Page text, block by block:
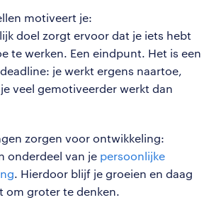
motiveert je:
doel zorgt ervoor dat je iets hebt
te werken. Een eindpunt. Het is een
je werkt ergens naartoe,
veel gemotiveerder werkt dan
zorgen voor ontwikkeling:
onderdeel van je persoonlijke
. Hierdoor blijf je groeien en daag
om groter te denken.